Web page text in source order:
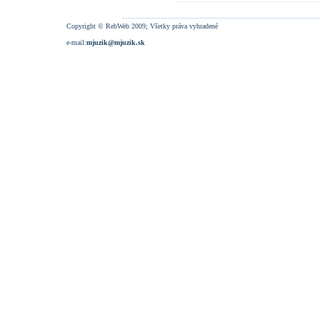
Copyright © RebWeb 2009; Všetky práva vyhradené
e-mail:mjuzik@mjuzik.sk